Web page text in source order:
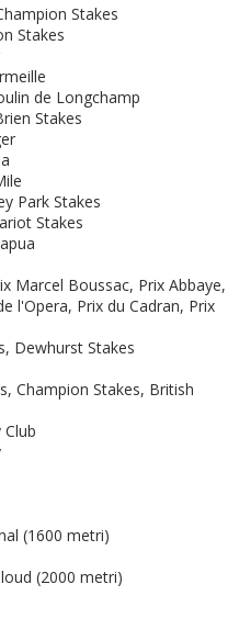
Stakes
Stakes
de Longchamp
Stakes
Park Stakes
Stakes
Marcel Boussac, Prix Abbaye,
l'Opera, Prix du Cadran, Prix
Dewhurst Stakes
Champion Stakes, British
(1600 metri)
(2000 metri)